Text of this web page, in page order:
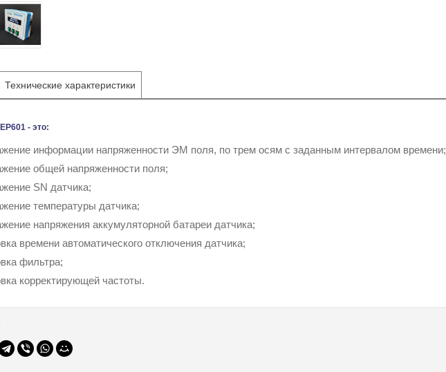
Технические характеристики
- это:
информации напряженности ЭМ поля, по трем осям с заданным интервалом времени;
общей напряженности поля;
SN датчика;
температуры датчика;
напряжения аккумуляторной батареи датчика;
времени автоматического отключения датчика;
фильтра;
корректирующей частоты.